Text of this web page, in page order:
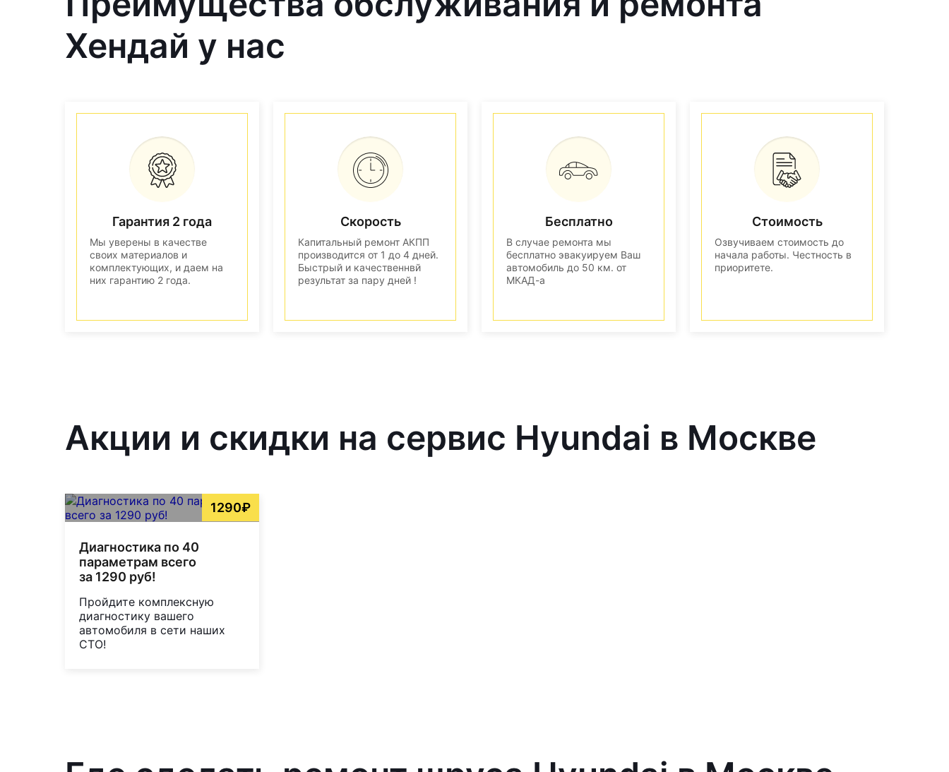
Хендай у нас
Гарантия 2 года
Мы уверены в качестве
своих материалов и
комплектующих, и даем на
них гарантию 2 года.
Скорость
Капитальный ремонт АКПП
производится от 1 до 4 дней.
Быстрый и качественнвй
результат за пару дней !
Бесплатно
В случае ремонта мы
бесплатно эвакуируем Ваш
автомобиль до 50 км. от
МКАД-а
Стоимость
Озвучиваем стоимость до
начала работы. Честность в
приоритете.
Акции и скидки на сервис Hyundai в Москве
1290₽
Диагностика по 40
параметрам всего
за 1290 руб!
Пройдите комплексную
диагностику вашего
автомобиля в сети наших
СТО!